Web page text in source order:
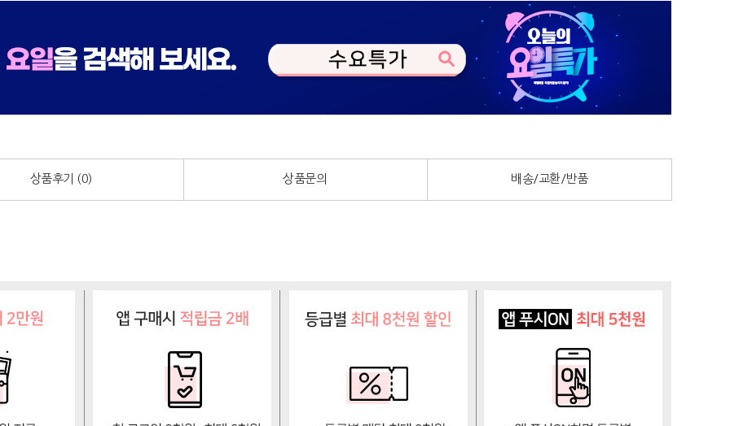
상품후기 (0) 상품문의 배송/교환/반품